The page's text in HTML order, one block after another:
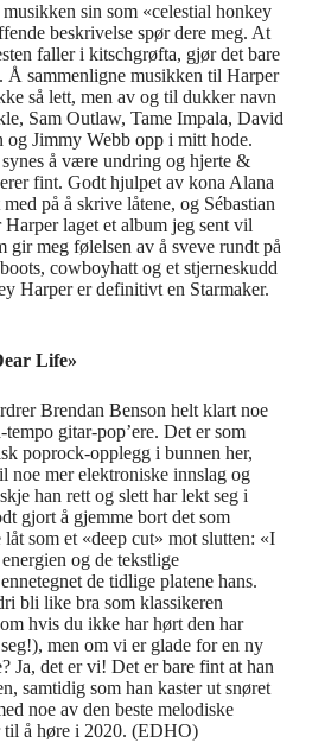
sin som «celestial honkey
beskrivelse spør dere meg. At
faller i kitschgrøfta, gjør det bare
Å sammenligne musikken til Harper
så lett, men av og til dukker navn
Sam Outlaw, Tame Impala, David
Jimmy Webb opp i mitt hode.
å være undring og hjerte &
fint. Godt hjulpet av kona Alana
på å skrive låtene, og Sébastian
laget et album jeg sent vil
gir meg følelsen av å sveve rundt på
cowboyhatt og et stjerneskudd
Harper er definitivt en Starmaker.
Life»
Brendan Benson helt klart noe
gitar-pop’ere. Det er som
poprock-opplegg i bunnen her,
noe mer elektroniske innslag og
han rett og slett har lekt seg i
gjort å gjemme bort det som
låt som et «deep cut» mot slutten: «I
og de tekstlige
de tidlige platene hans.
bli like bra som klassikeren
hvis du ikke har hørt den har
men om vi er glade for en ny
Ja, det er vi! Det er bare fint at han
samtidig som han kaster ut snøret
noe av den beste melodiske
til å høre i 2020. (EDHO)